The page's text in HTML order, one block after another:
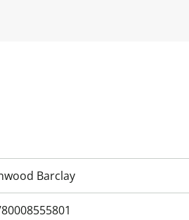
Barclay